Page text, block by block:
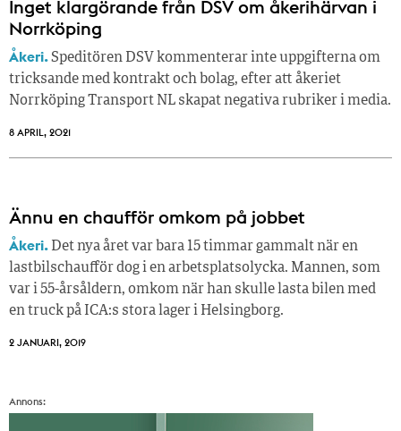
Inget klargörande från DSV om åkerihärvan i
Norrköping
Åkeri.Speditören DSV kommenterar inte uppgifterna om
tricksande med kontrakt och bolag, efter att åkeriet
Norrköping Transport NL skapat negativa rubriker i media.
8 APRIL, 2021
Ännu en chaufför omkom på jobbet
Åkeri. Det nya året var bara 15 timmar gammalt när en
lastbilschaufför dog i en arbetsplatsolycka. Mannen, som
var i 55-årsåldern, omkom när han skulle lasta bilen med
en truck på ICA:s stora lager i Helsingborg.
2 JANUARI, 2019
Annons: